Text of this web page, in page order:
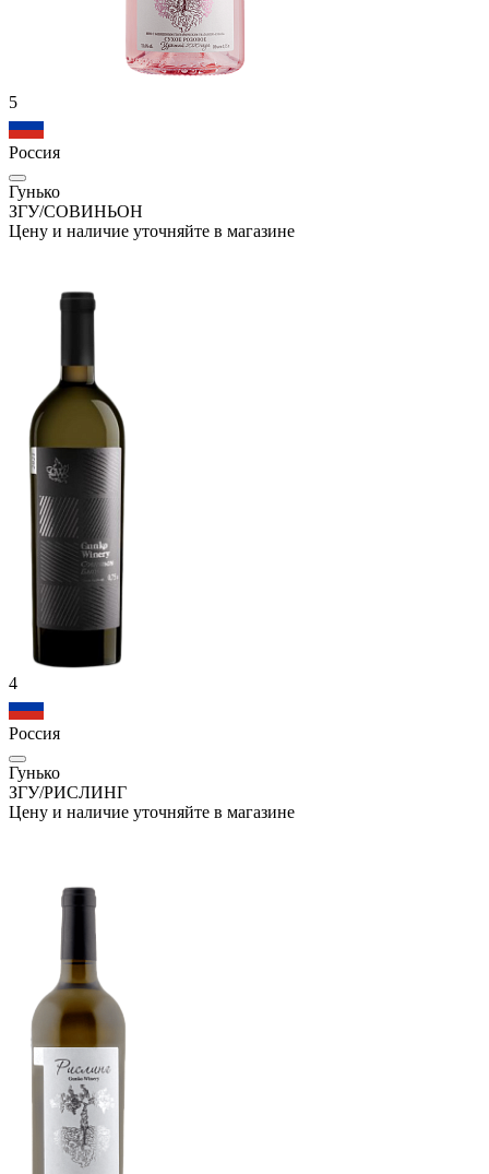
5
Россия
Гунько
ЗГУ/СОВИНЬОН
Цену и наличие уточняйте в магазине
4
Россия
Гунько
ЗГУ/РИСЛИНГ
Цену и наличие уточняйте в магазине